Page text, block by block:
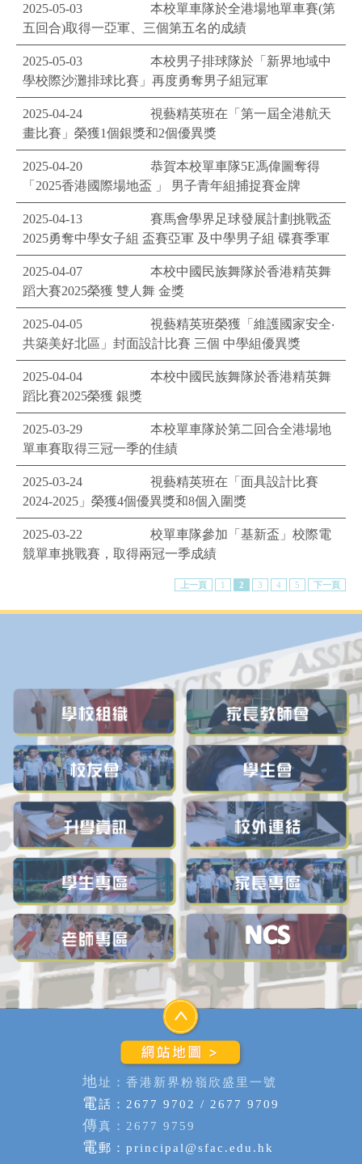
2025-05-03
本校單車隊於全港場地單車賽(第
五回合)取得一亞軍、三個第五名的成績
2025-05-03
本校男子排球隊於「新界地域中
學校際沙灘排球比賽」再度勇奪男子組冠軍
2025-04-24
視藝精英班在「第一屆全港航天
畫比賽」榮獲1個銀獎和2個優異獎
2025-04-20
恭賀本校單車隊5E馮偉圖奪得
「2025香港國際場地盃 」 男子青年組捕捉賽金牌
2025-04-13
賽馬會學界足球發展計劃挑戰盃
2025勇奪中學女子組 盃賽亞軍 及中學男子組 碟賽季軍
2025-04-07
本校中國民族舞隊於香港精英舞
蹈大賽2025榮獲 雙人舞 金獎
2025-04-05
視藝精英班榮獲「維護國家安全‧
共築美好北區」封面設計比賽 三個 中學組優異獎
2025-04-04
本校中國民族舞隊於香港精英舞
蹈比賽2025榮獲 銀獎
2025-03-29
本校單車隊於第二回合全港場地
單車賽取得三冠一季的佳績
2025-03-24
視藝精英班在「面具設計比賽
2024-2025」榮獲4個優異獎和8個入圍獎
2025-03-22
校單車隊參加「基新盃」校際電
競單車挑戰賽，取得兩冠一季成績
上一頁 1 2 3 4 5 下一頁
地址：香港新界粉嶺欣盛里一號
電話：2677 9702 / 2677 9709
傳真：2677 9759
電郵： principal@sfac.edu.hk